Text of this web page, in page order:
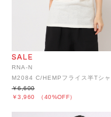
RNA-N
M2084 C/HEMPフライス半Tシャ
￥3,960 （40%OFF）
￥6,600